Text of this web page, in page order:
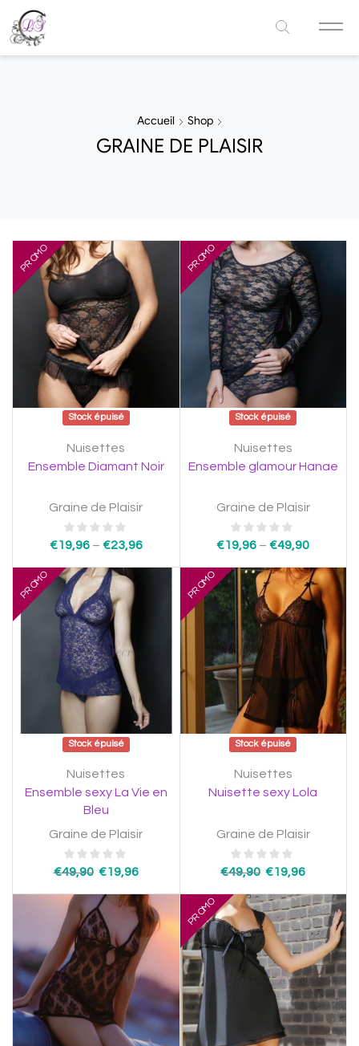
Accueil Shop
GRAINE DE PLAISIR
Stock épuisé
PROMO
Nuisettes
Ensemble Diamant Noir
Graine de Plaisir
€19,96– €23,96
Stock épuisé
PROMO
Nuisettes
Ensemble glamour Hanae
Graine de Plaisir
€19,96 –€49,90
Stock épuisé
PROMO
Nuisettes
Ensemble sexy La Vie en
Bleu
Graine de Plaisir
€49,90 €19,96
Stock épuisé
PROMO
Nuisettes
Nuisette sexy Lola
Graine de Plaisir
€49,90 €19,96
PROMO